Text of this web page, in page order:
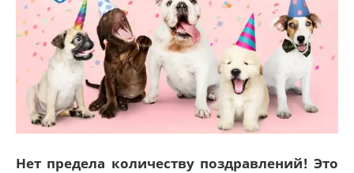
Нет предела количеству поздравлений! Это